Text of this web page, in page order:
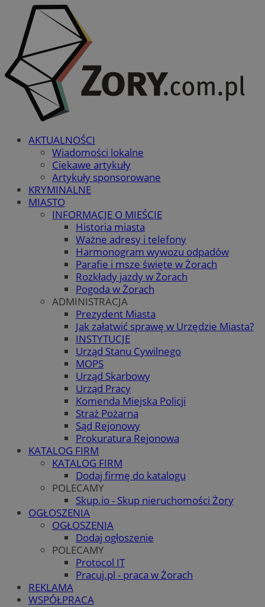
AKTUALNOŚCI
Wiadomości lokalne
Ciekawe artykuły
Artykuły sponsorowane
KRYMINALNE
MIASTO
INFORMACJE O MIEŚCIE
Historia miasta
Ważne adresy i telefony
Harmonogram wywozu odpadów
Parafie i msze święte w Żorach
Rozkłady jazdy w Żorach
Pogoda w Żorach
ADMINISTRACJA
Prezydent Miasta
Jak załatwić sprawę w Urzędzie Miasta?
INSTYTUCJE
Urząd Stanu Cywilnego
MOPS
Urząd Skarbowy
Urząd Pracy
Komenda Miejska Policji
Straż Pożarna
Sąd Rejonowy
Prokuratura Rejonowa
KATALOG FIRM
KATALOG FIRM
Dodaj firmę do katalogu
POLECAMY
Skup.io - Skup nieruchomości Żory
OGŁOSZENIA
OGŁOSZENIA
Dodaj ogłoszenie
POLECAMY
Protocol IT
Pracuj.pl - praca w Żorach
REKLAMA
WSPÓŁPRACA